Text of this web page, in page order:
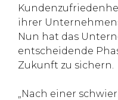
ihrer
Nun hat das
entscheidende
Zukunft zu sichern.
„Nach einer